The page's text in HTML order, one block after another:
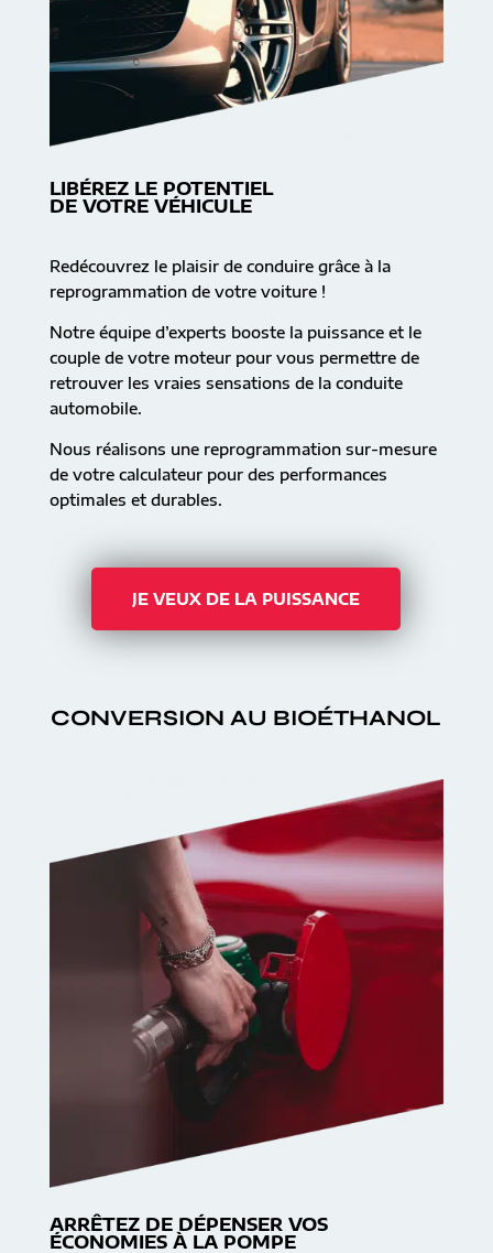
LIBÉREZ LE POTENTIEL
DE VOTRE VÉHICULE
Redécouvrez le plaisir de conduire grâce à la
reprogrammation de votre voiture !
Notre équipe d’experts booste la puissance et le
couple de votre moteur pour vous permettre de
retrouver les vraies sensations de la conduite
automobile.
Nous réalisons une reprogrammation sur-mesure
de votre calculateur pour des performances
optimales et durables.
JE VEUX DE LA PUISSANCE
CONVERSION AU BIOÉTHANOL
ARRÊTEZ DE DÉPENSER VOS
ÉCONOMIES À LA POMPE